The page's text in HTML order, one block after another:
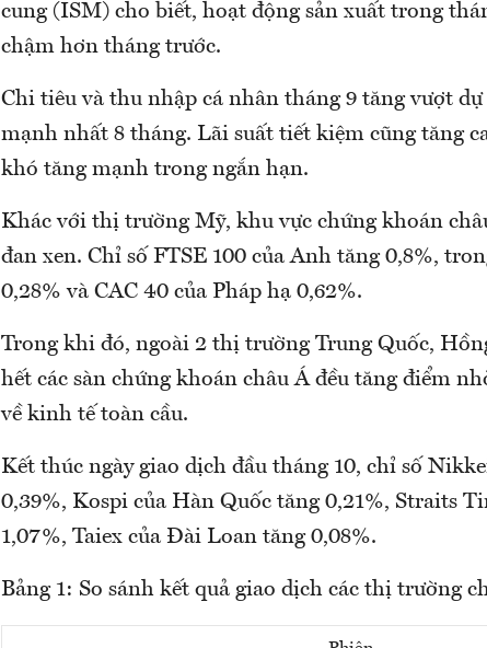
cung (ISM) cho biết, hoạt động sản xuất trong
chậm hơn tháng trước.
Chi tiêu và thu nhập cá nhân tháng 9 tăng vượt
mạnh nhất 8 tháng. Lãi suất tiết kiệm cũng tăng
khó tăng mạnh trong ngắn hạn.
Khác với thị trường Mỹ, khu vực chứng khoán
đan xen. Chỉ số FTSE 100 của Anh tăng 0,8%,
0,28% và CAC 40 của Pháp hạ 0,62%.
Trong khi đó, ngoài 2 thị trường Trung Quốc,
hết các sàn chứng khoán châu Á đều tăng điểm
về kinh tế toàn cầu.
Kết thúc ngày giao dịch đầu tháng 10, chỉ số
0,39%, Kospi của Hàn Quốc tăng 0,21%, Straits
1,07%, Taiex của Đài Loan tăng 0,08%.
Bảng 1: So sánh kết quả giao dịch các thị trường